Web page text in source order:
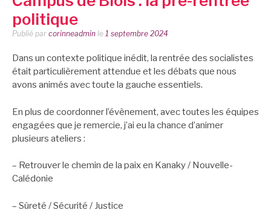
politique
Publié par corinneadmin le 1 septembre 2024
Dans un contexte politique inédit, la rentrée des socialistes
était particulièrement attendue et les débats que nous
avons animés avec toute la gauche essentiels.
En plus de coordonner l’évènement, avec toutes les équipes
engagées que je remercie, j’ai eu la chance d’animer
plusieurs ateliers :
– Retrouver le chemin de la paix en Kanaky / Nouvelle-
Calédonie
– Sûreté / Sécurité / Justice